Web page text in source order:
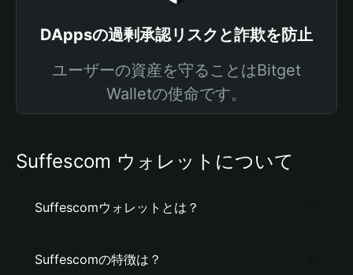
DAppsの過剰承認リスクと詐欺を防止
ユーザーの資産を守ることはBitget
Walletの使命です。
Suffescom ウォレットについて
Suffescomウォレットとは？
Suffescomの特徴は？